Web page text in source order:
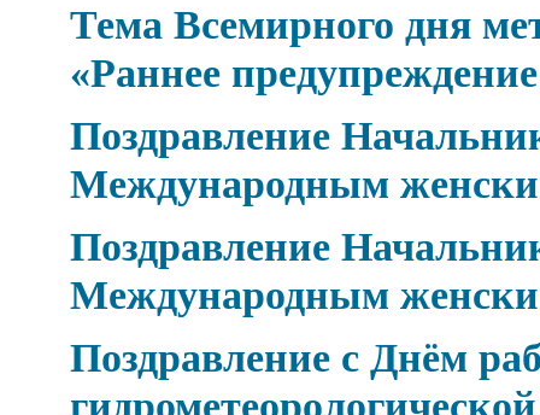
Тема Всемирного дня
«Раннее
Поздравление
Международным
Поздравление
Международным
Поздравление с Днём